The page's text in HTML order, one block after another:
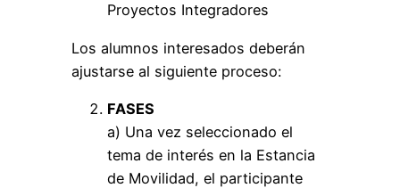
Proyectos Integradores
Los alumnos interesados deberán
ajustarse al siguiente proceso:
FASES
a) Una vez seleccionado el
tema de interés en la Estancia
de Movilidad, el participante